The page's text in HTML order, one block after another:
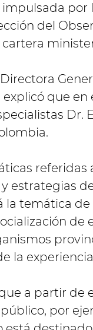
por
del
que
Dr.
estrategias
la temática
de
la
a partir de
por